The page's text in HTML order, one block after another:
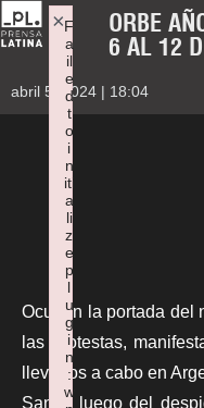
ORBE
6 AL 12
abril 5, 2024 | 18:04
Ocupan la portada del
las protestas,
llevados a cabo en
Santa, luego del
F
a
il
e
d
t
o
i
n
iti
a
li
z
e
p
l
u
g
i
n
:
w
×